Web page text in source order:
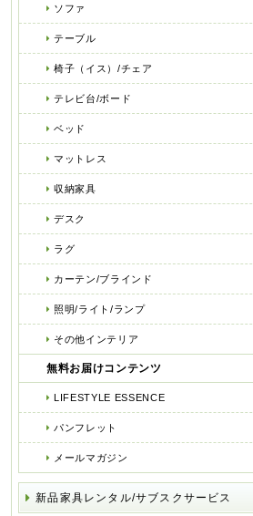
ソファ
テーブル
椅子（イス）/チェア
テレビ台/ボード
ベッド
マットレス
収納家具
デスク
ラグ
カーテン/ブラインド
照明/ライト/ランプ
その他インテリア
無料お届けコンテンツ
LIFESTYLE ESSENCE
パンフレット
メールマガジン
新品家具レンタル/サブスクサービス